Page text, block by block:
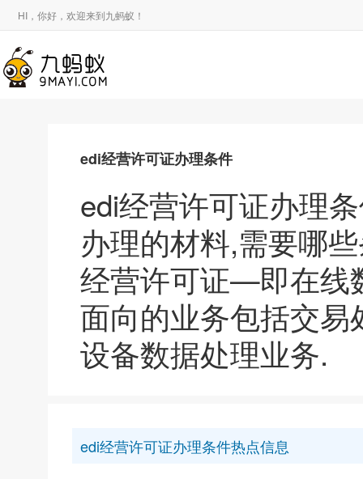
HI，你好，欢迎来到九蚂蚁！
edi经营许可证办理条件
edi经营许可证办理
办理的材料,需要哪
经营许可证—即在线
面向的业务包括交
设备数据处理业务.
edi经营许可证办理条件热点信息